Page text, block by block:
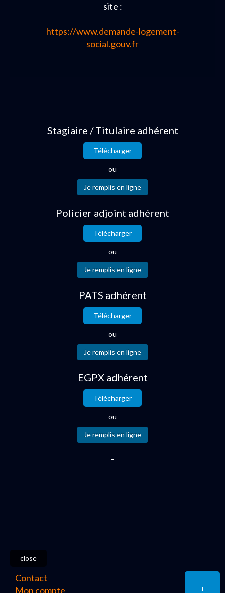
site :
https://www.demande-logement-
social.gouv.fr
Stagiaire / Titulaire adhérent
Télécharger
ou
Policier adjoint adhérent
Télécharger
ou
PATS adhérent
Télécharger
ou
EGPX adhérent
Télécharger
ou
-
+
close
Contact
Mon compte